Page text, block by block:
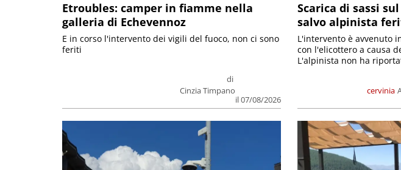
Etroubles: camper in fiamme nella
galleria di Echevennoz
di
Cinzia Timpano
il 07/08/2026
E in corso l'intervento dei vigili del fuoco, non ci sono
feriti
Scarica di sassi
salvo alpinista
cervinia
L'intervento è avvenuto
con l'elicottero a causa
L'alpinista non ha